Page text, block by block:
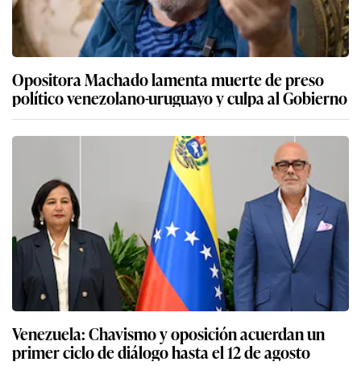
Opositora Machado lamenta muerte de preso
político venezolano-uruguayo y culpa al Gobierno
Venezuela: Chavismo y oposición acuerdan un
primer ciclo de diálogo hasta el 12 de agosto